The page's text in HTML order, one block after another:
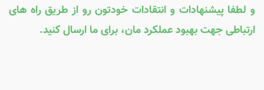
و لطفا پیشنهادات و انتقادات خودتون رو از طریق راه های
ارتباطی جهت بهبود عملکرد مان، برای ما ارسال کنید.